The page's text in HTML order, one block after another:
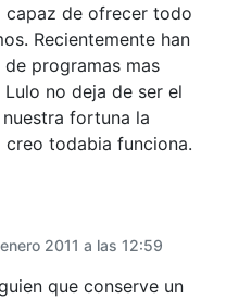
capaz de ofrecer todo
Recientemente han
programas mas
no deja de ser el
fortuna la
creo todabia funciona.
2011 a las 12:59
que conserve un